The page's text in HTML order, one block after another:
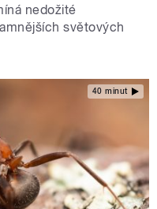
nedožité
světových
40 minut